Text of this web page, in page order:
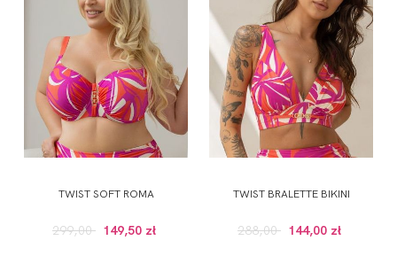
TWIST SOFT ROMA
299,00 149,50 zł
TWIST BRALETTE BIKINI
288,00 144,00 zł